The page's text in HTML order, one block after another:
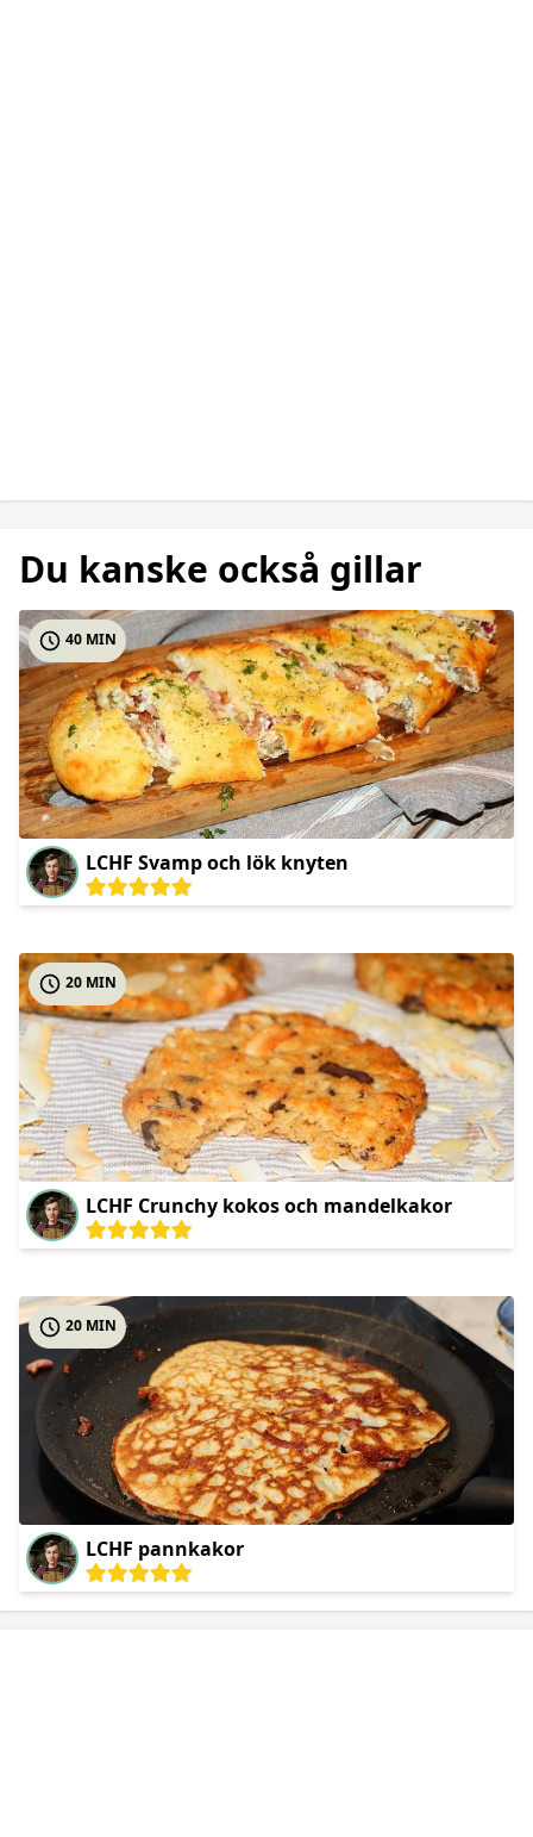
Du kanske också gillar
LCHF Svamp och lök knyten
40 MIN
LCHF Crunchy kokos och mandelkakor
20 MIN
LCHF pannkakor
20 MIN